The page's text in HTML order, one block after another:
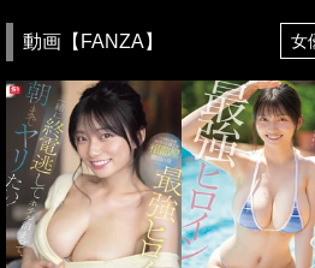
動画【FANZA】